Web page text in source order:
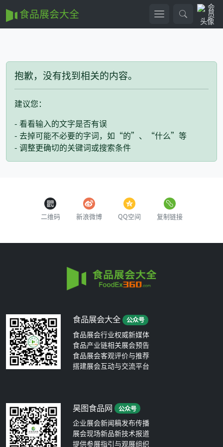
食品展会大全
抱歉，没有找到相关的内容。
建议您：
- 看看输入的文字是否有误
- 去掉可能不必要的字词，如“的”、“什么”等
- 调整更确切的关键词或搜索条件
二维码 新浪微博 QQ空间 复制链接
食品展会大全 公众号
食品展会行业权威新媒体
食品产业链相关展会预告
食品展会客观评价与推荐
搭建展会互动与交流平台
昊图食品网 公众号
企业展会新闻稿发布传播
展会现场新品新技术报道
提供参展指引与观展组织